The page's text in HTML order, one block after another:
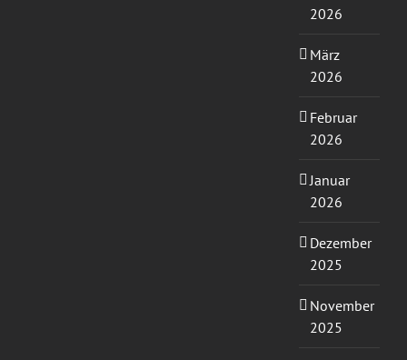
2026
März
2026
Februar
2026
Januar
2026
Dezember
2025
November
2025